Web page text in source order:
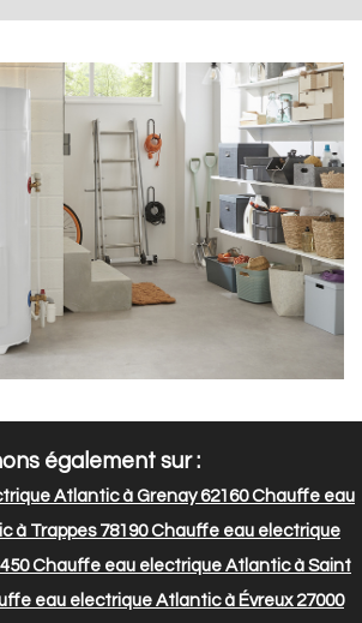
également sur :
Atlantic à Grenay 62160Chauffe eau
à Trappes 78190Chauffe eau electrique
Chauffe eau electrique Atlantic à Saint
eau electrique Atlantic à Évreux 27000